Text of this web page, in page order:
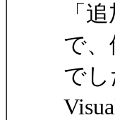
「
で、
でし